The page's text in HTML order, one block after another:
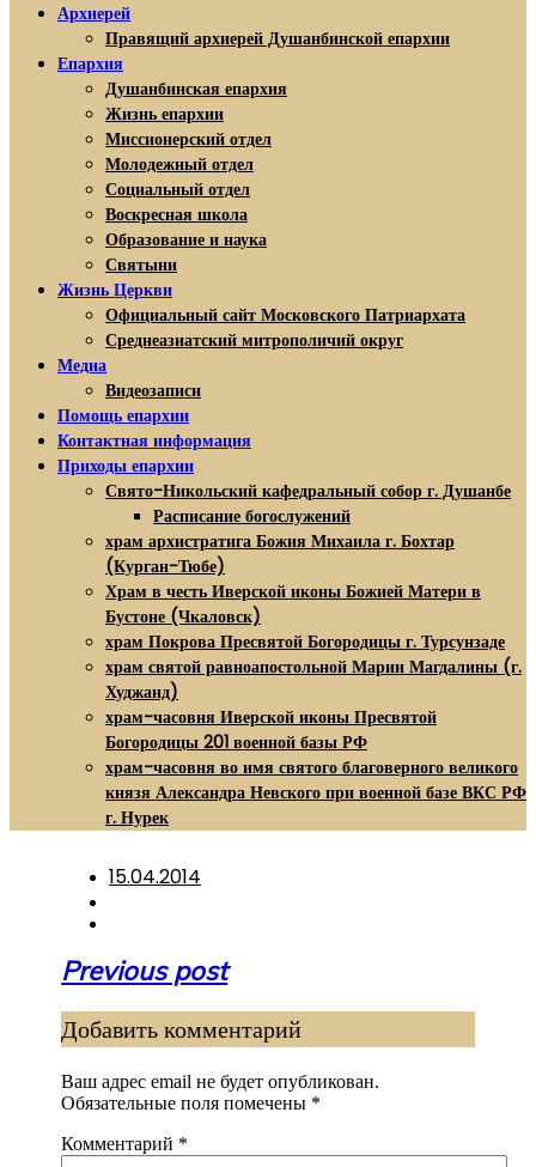
Архиерей
Правящий архиерей Душанбинской епархии
Епархия
Душанбинская епархия
Жизнь епархии
Миссионерский отдел
Молодежный отдел
Социальный отдел
Воскресная школа
Образование и наука
Святыни
Жизнь Церкви
Официальный сайт Московского Патриархата
Среднеазиатский митрополичий округ
Медиа
Видеозаписи
Помощь епархии
Контактная информация
Приходы епархии
Свято-Никольский кафедральный собор г. Душанбе
Расписание богослужений
храм архистратига Божия Михаила г. Бохтар
(Курган-Тюбе)
Храм в честь Иверской иконы Божией Матери в
Бустоне (Чкаловск)
храм Покрова Пресвятой Богородицы г. Турсунзаде
храм святой равноапостольной Марии Магдалины (г.
Худжанд)
храм-часовня Иверской иконы Пресвятой
Богородицы 201 военной базы РФ
храм-часовня во имя святого благоверного великого
князя Александра Невского при военной базе ВКС РФ
г. Нурек
15.04.2014
Навигация
записям
Previous post
Добавить комментарий
Ваш адрес email не будет опубликован.
Обязательные поля помечены *
Комментарий *